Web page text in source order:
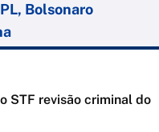
Bolsonaro
STF revisão criminal do